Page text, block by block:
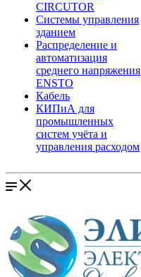
CIRCUTOR
Системы управления
зданием
Распределение и
автоматизация
среднего напряжения
ENSTO
Кабель
КИПиА для
промышленных
систем учёта и
управления расходом